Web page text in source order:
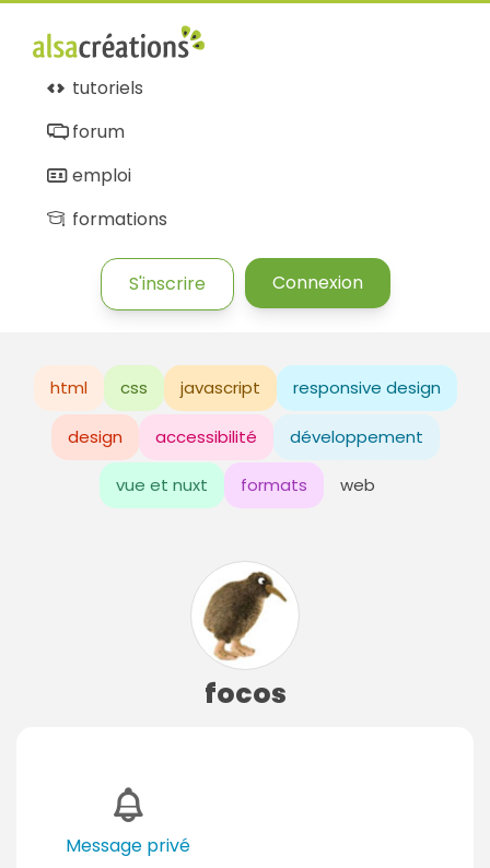
tutoriels
forum
emploi
formations
S'inscrire Connexion
html css javascript responsive design
design accessibilité développement
vue et nuxt formats web
focos
Message privé